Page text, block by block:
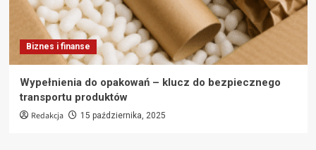
Biznes i finanse
Wypełnienia do opakowań – klucz do bezpiecznego
transportu produktów
Redakcja 15 października, 2025